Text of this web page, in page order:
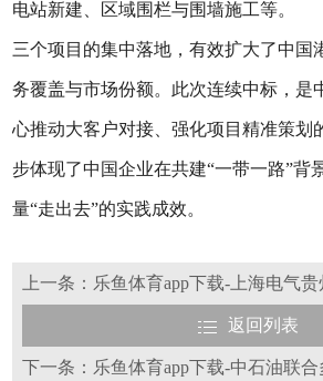
电站新建、区域围栏与围墙施工等。
三个项目的集中落地，有效扩大了中国
务覆盖与市场份额。此次连续中标，是
心推动大客户对接、强化项目精准策划
步体现了中国企业在共建“一带一路”背
量“走出去”的实践成效。
返回列表